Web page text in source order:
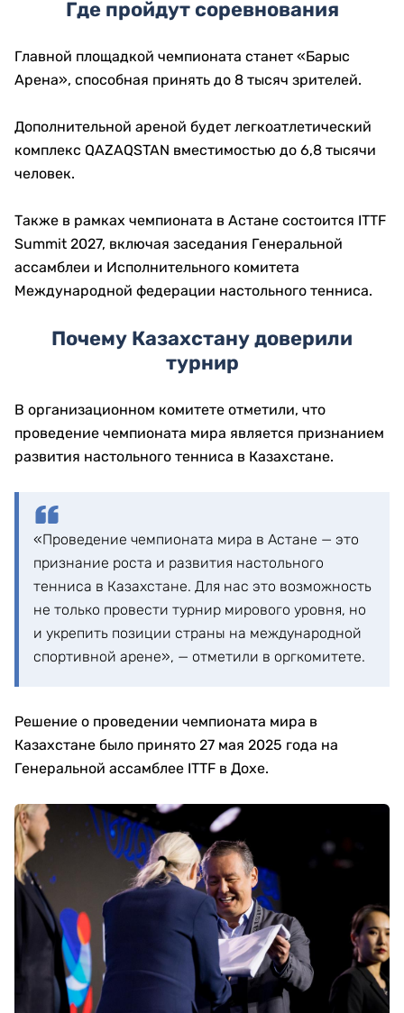
Где пройдут соревнования
Главной площадкой чемпионата станет «Барыс
Арена», способная принять до 8 тысяч зрителей.
Дополнительной ареной будет легкоатлетический
комплекс QAZAQSTAN вместимостью до 6,8 тысячи
человек.
Также в рамках чемпионата в Астане состоится ITTF
Summit 2027, включая заседания Генеральной
ассамблеи и Исполнительного комитета
Международной федерации настольного тенниса.
Почему Казахстану доверили
турнир
В организационном комитете отметили, что
проведение чемпионата мира является признанием
развития настольного тенниса в Казахстане.
«Проведение чемпионата мира в Астане — это
признание роста и развития настольного
тенниса в Казахстане. Для нас это возможность
не только провести турнир мирового уровня, но
и укрепить позиции страны на международной
спортивной арене», — отметили в оргкомитете.
Решение о проведении чемпионата мира в
Казахстане было принято 27 мая 2025 года на
Генеральной ассамблее ITTF в Дохе.